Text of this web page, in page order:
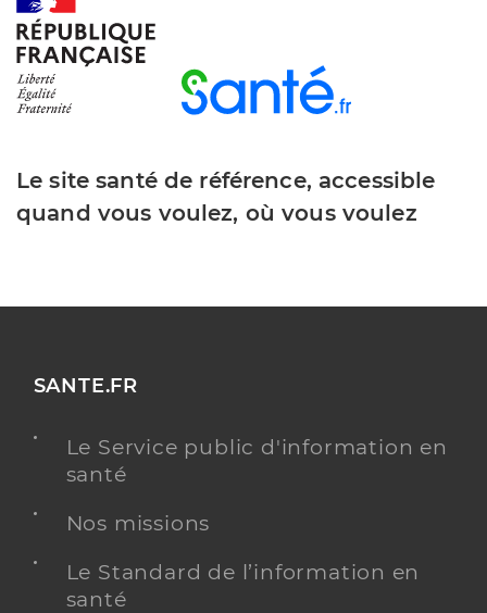
Le site santé de référence, accessible
quand vous voulez, où vous voulez
SANTE.FR
Le Service public d'information en
santé
Nos missions
Le Standard de l’information en
santé